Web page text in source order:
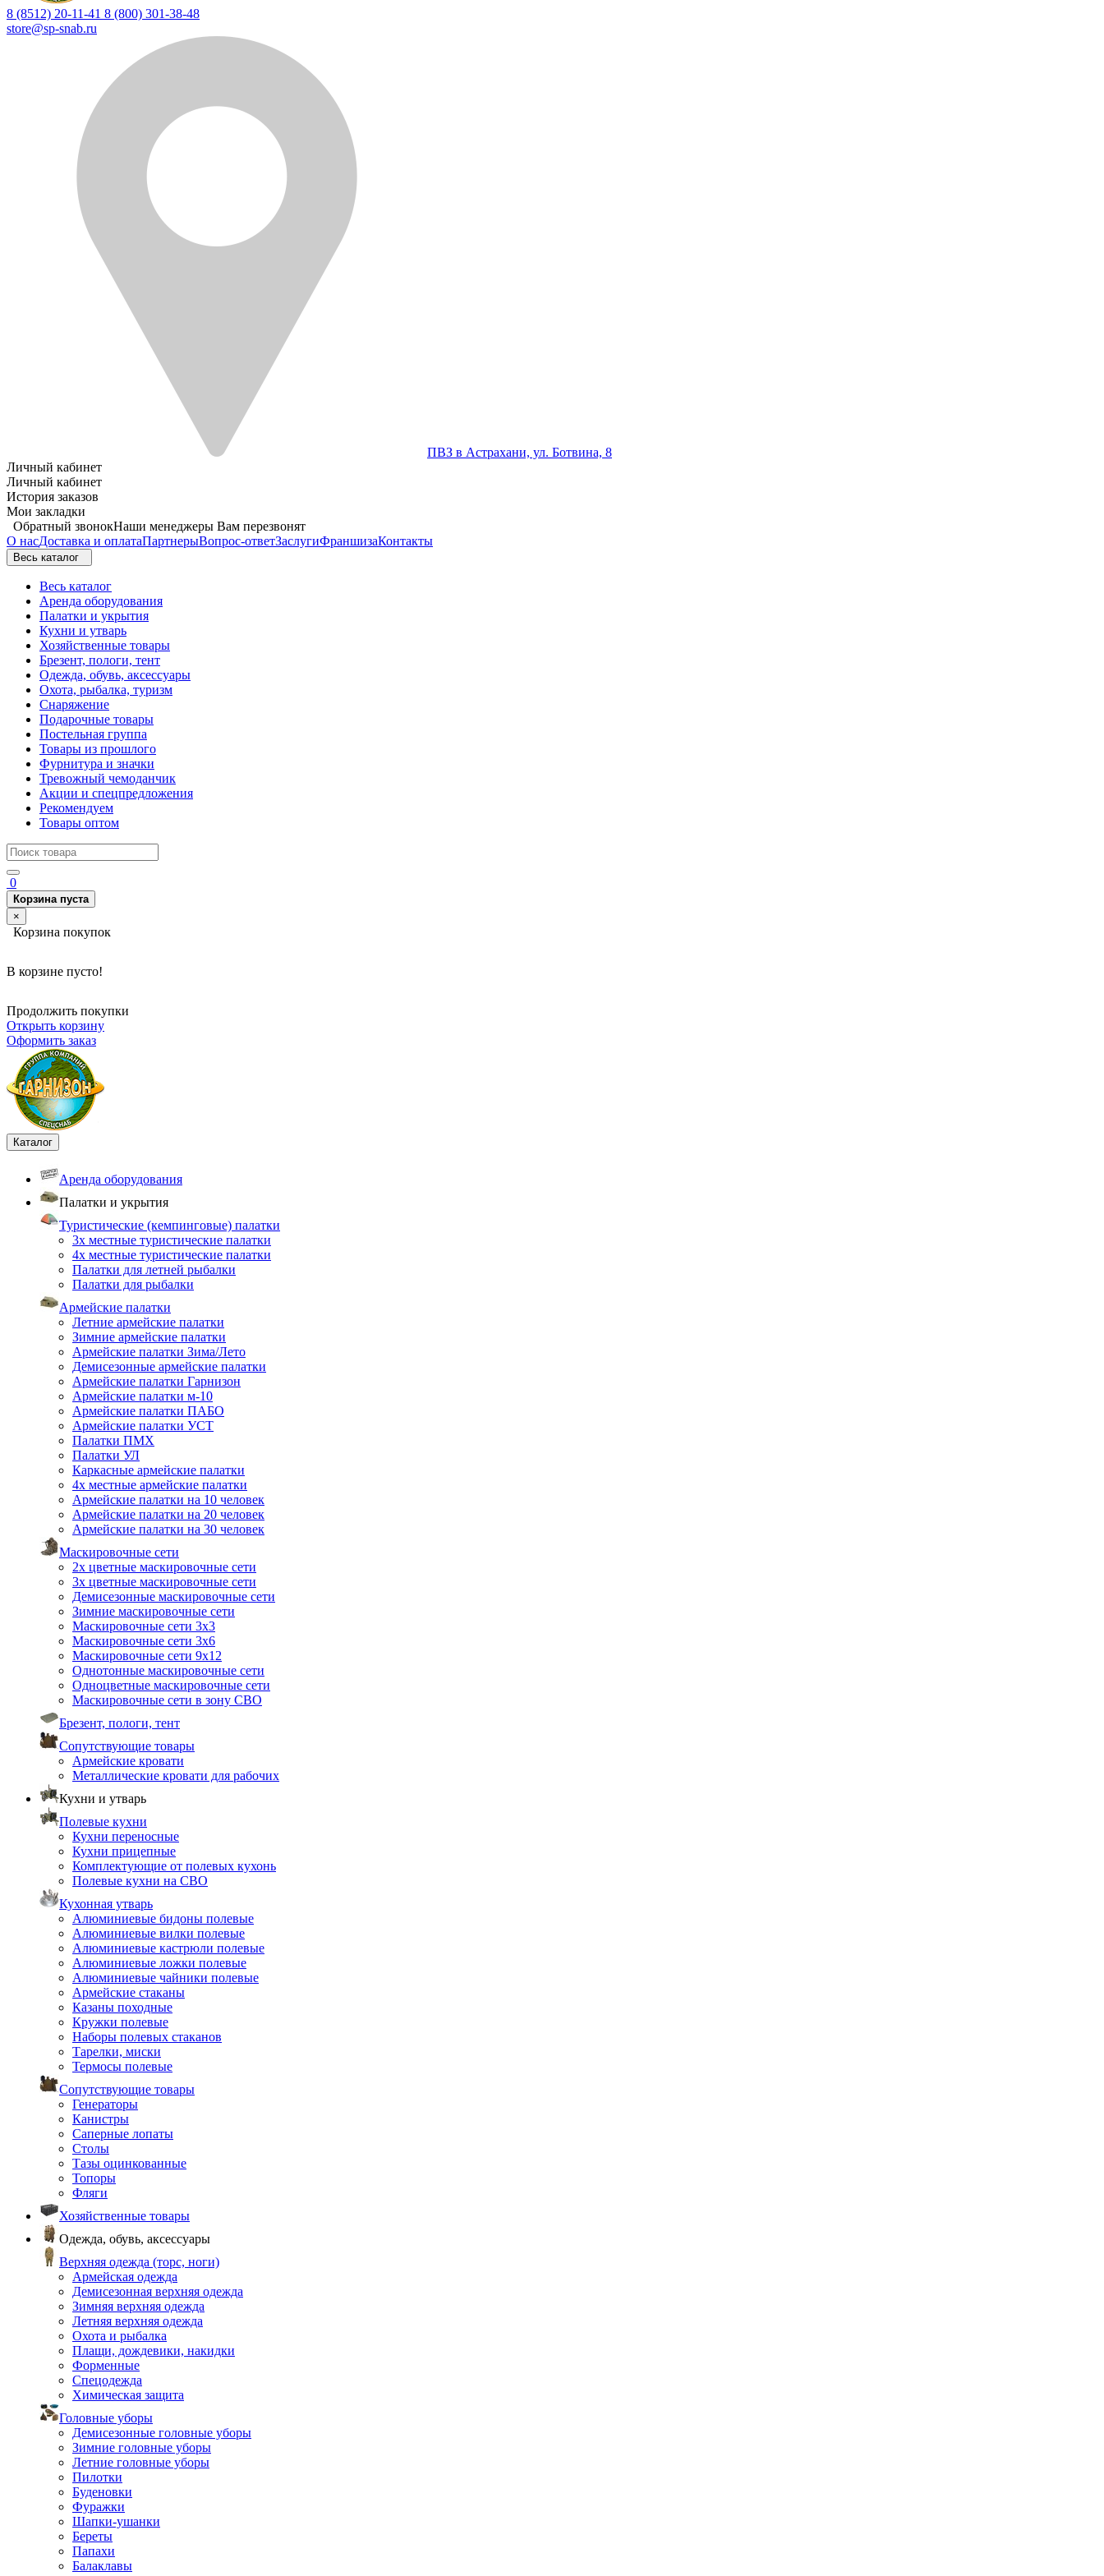
8 (8512) 20-11-41 8 (800) 301-38-48
store@sp-snab.ru
ПВЗ в Астрахани, ул. Ботвина, 8
Личный кабинет
Личный кабинет
История заказов
Мои закладки
Обратный звонокНаши менеджеры Вам перезвонят
О насДоставка и оплатаПартнерыВопрос-ответЗаслугиФраншизаКонтакты
Весь каталог
Весь каталог
Аренда оборудования
Палатки и укрытия
Кухни и утварь
Хозяйственные товары
Брезент, пологи, тент
Одежда, обувь, аксессуары
Охота, рыбалка, туризм
Снаряжение
Подарочные товары
Постельная группа
Товары из прошлого
Фурнитура и значки
Тревожный чемоданчик
Акции и спецпредложения
Рекомендуем
Товары оптом
0
Корзина пуста
×
Корзина покупок
В корзине пусто!
Продолжить покупки
Открыть корзину
Оформить заказ
Каталог
Аренда оборудования
Палатки и укрытия
Туристические (кемпинговые) палатки
3х местные туристические палатки
4х местные туристические палатки
Палатки для летней рыбалки
Палатки для рыбалки
Армейские палатки
Летние армейские палатки
Зимние армейские палатки
Армейские палатки Зима/Лето
Демисезонные армейские палатки
Армейские палатки Гарнизон
Армейские палатки м-10
Армейские палатки ПАБО
Армейские палатки УСТ
Палатки ПМХ
Палатки УЛ
Каркасные армейские палатки
4х местные армейские палатки
Армейские палатки на 10 человек
Армейские палатки на 20 человек
Армейские палатки на 30 человек
Маскировочные сети
2х цветные маскировочные сети
3х цветные маскировочные сети
Демисезонные маскировочные сети
Зимние маскировочные сети
Маскировочные сети 3х3
Маскировочные сети 3х6
Маскировочные сети 9х12
Однотонные маскировочные сети
Одноцветные маскировочные сети
Маскировочные сети в зону СВО
Брезент, пологи, тент
Сопутствующие товары
Армейские кровати
Металлические кровати для рабочих
Кухни и утварь
Полевые кухни
Кухни переносные
Кухни прицепные
Комплектующие от полевых кухонь
Полевые кухни на СВО
Кухонная утварь
Алюминиевые бидоны полевые
Алюминиевые вилки полевые
Алюминиевые кастрюли полевые
Алюминиевые ложки полевые
Алюминиевые чайники полевые
Армейские стаканы
Казаны походные
Кружки полевые
Наборы полевых стаканов
Тарелки, миски
Термосы полевые
Сопутствующие товары
Генераторы
Канистры
Саперные лопаты
Столы
Тазы оцинкованные
Топоры
Фляги
Хозяйственные товары
Одежда, обувь, аксессуары
Верхняя одежда (торс, ноги)
Армейская одежда
Демисезонная верхняя одежда
Зимняя верхняя одежда
Летняя верхняя одежда
Охота и рыбалка
Плащи, дождевики, накидки
Форменные
Спецодежда
Химическая защита
Головные уборы
Демисезонные головные уборы
Зимние головные уборы
Летние головные уборы
Пилотки
Буденовки
Фуражки
Шапки-ушанки
Береты
Папахи
Балаклавы